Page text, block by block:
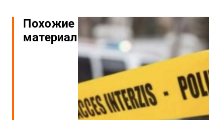
Похожие
материалы